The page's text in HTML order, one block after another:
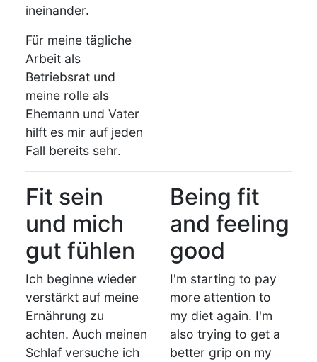
ineinander.
Für meine tägliche
Arbeit als
Betriebsrat und
meine rolle als
Ehemann und Vater
hilft es mir auf jeden
Fall bereits sehr.
Fit sein
und mich
gut fühlen
Ich beginne wieder
verstärkt auf meine
Ernährung zu
achten. Auch meinen
Schlaf versuche ich
Being fit
and feeling
good
I'm starting to pay
more attention to
my diet again. I'm
also trying to get a
better grip on my